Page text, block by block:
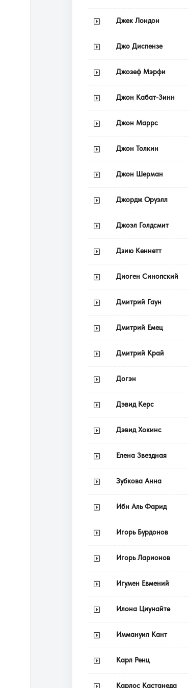
Джек Лондон
Джо Диспензе
Джозеф Мэрфи
Джон Кабат-Зинн
Джон Маррс
Джон Толкин
Джон Шерман
Джордж Оруэлл
Джоэл Голдсмит
Дзию Кеннетт
Диоген Синопский
Дмитрий Гаун
Дмитрий Емец
Дмитрий Край
Догэн
Дэвид Керс
Дэвид Хокинс
Елена Звездная
Зубкова Анна
Ибн Аль Фарид
Игорь Бурдонов
Игорь Ларионов
Игумен Евмений
Илона Циунайте
Иммануил Кант
Карл Ренц
Карлос Кастанеда